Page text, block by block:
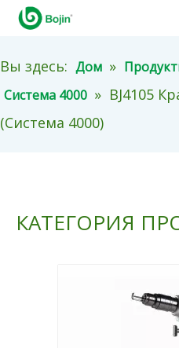
Вы здесь: Дом »
Система 4000 » BJ4105
(Система 4000)
КАТЕГОРИЯ